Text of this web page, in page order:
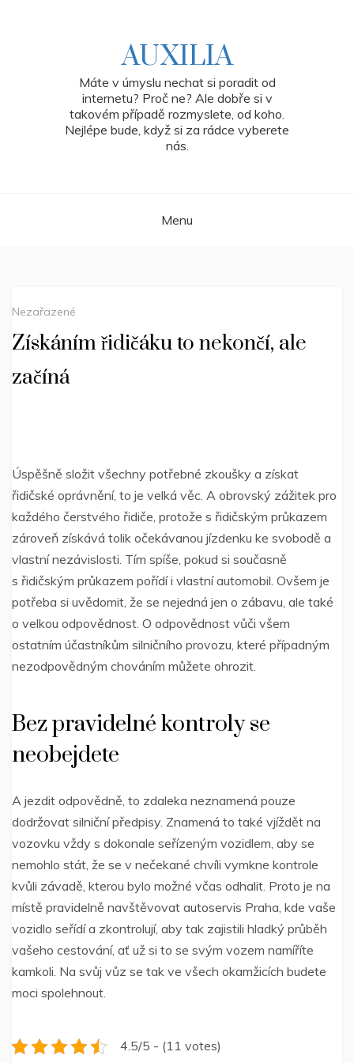
AUXILIA
Máte v úmyslu nechat si poradit od
internetu? Proč ne? Ale dobře si v
takovém případě rozmyslete, od koho.
Nejlépe bude, když si za rádce vyberete
nás.
Menu
Nezařazené
Získáním řidičáku to nekončí, ale
začíná
Úspěšně složit všechny potřebné zkoušky a získat
řidičské oprávnění, to je velká věc. A obrovský zážitek pro
každého čerstvého řidiče, protože s řidičským průkazem
zároveň získává tolik očekávanou jízdenku ke svobodě a
vlastní nezávislosti. Tím spíše, pokud si současně
s řidičským průkazem pořídí i vlastní automobil. Ovšem je
potřeba si uvědomit, že se nejedná jen o zábavu, ale také
o velkou odpovědnost. O odpovědnost vůči všem
ostatním účastníkům silničního provozu, které případným
nezodpovědným chováním můžete ohrozit.
Bez pravidelné kontroly se
neobejdete
A jezdit odpovědně, to zdaleka neznamená pouze
dodržovat silniční předpisy. Znamená to také vjíždět na
vozovku vždy s dokonale seřízeným vozidlem, aby se
nemohlo stát, že se v nečekané chvíli vymkne kontrole
kvůli závadě, kterou bylo možné včas odhalit. Proto je na
místě pravidelně navštěvovat autoservis Praha, kde vaše
vozidlo seřídí a zkontrolují, aby tak zajistili hladký průběh
vašeho cestování, ať už si to se svým vozem namíříte
kamkoli. Na svůj vůz se tak ve všech okamžicích budete
moci spolehnout.
4.5/5 - (11 votes)